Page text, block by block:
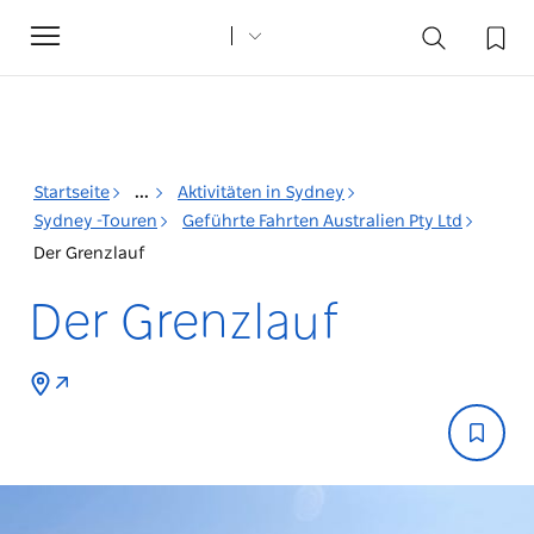
Toggle
navigation
Startseite ...
Aktivitäten in Sydney
Sydney -Touren
Geführte Fahrten Australien Pty Ltd
Der Grenzlauf
Der Grenzlauf